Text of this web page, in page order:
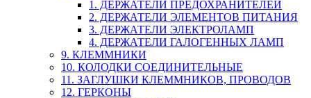
1. ДЕРЖАТЕЛИ ПРЕДОХРАНИТЕЛЕЙ
2. ДЕРЖАТЕЛИ ЭЛЕМЕНТОВ ПИТАНИЯ
3. ДЕРЖАТЕЛИ ЭЛЕКТРОЛАМП
4. ДЕРЖАТЕЛИ ГАЛОГЕННЫХ ЛАМП
9. КЛЕММНИКИ
10. КОЛОДКИ СОЕДИНИТЕЛЬНЫЕ
11. ЗАГЛУШКИ КЛЕММНИКОВ, ПРОВОДОВ
12. ГЕРКОНЫ